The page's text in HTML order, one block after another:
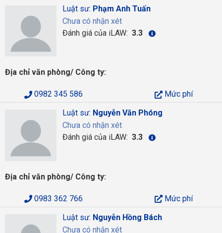
Luật sư: Phạm Anh Tuấn
Chưa có nhận xét
Đánh giá của iLAW: 3.3
Địa chỉ văn phòng/ Công ty:
0982 345 586
Mức phí
Luật sư: Nguyễn Văn Phóng
Chưa có nhận xét
Đánh giá của iLAW: 3.3
Địa chỉ văn phòng/ Công ty:
0983 362 766
Mức phí
Luật sư: Nguyễn Hồng Bách
Chưa có nhận xét